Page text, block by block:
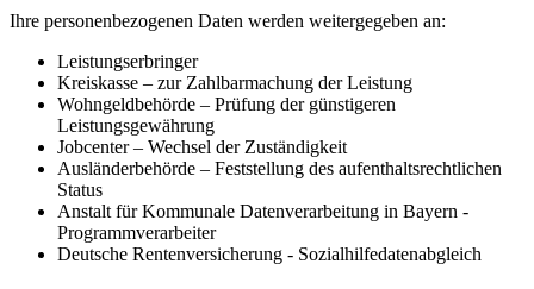
Ihre personenbezogenen Daten werden weitergegeben an:
Leistungserbringer
Kreiskasse – zur Zahlbarmachung der Leistung
Wohngeldbehörde – Prüfung der günstigeren
Leistungsgewährung
Jobcenter – Wechsel der Zuständigkeit
Ausländerbehörde – Feststellung des aufenthaltsrechtlichen
Status
Anstalt für Kommunale Datenverarbeitung in Bayern -
Programmverarbeiter
Deutsche Rentenversicherung - Sozialhilfedatenabgleich